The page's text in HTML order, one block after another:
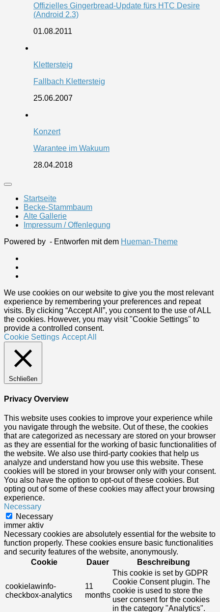
Offizielles Gingerbread-Update fürs HTC Desire
(Android 2.3)
01.08.2011
Klettersteig
Fallbach Klettersteig
25.06.2007
Konzert
Warantee im Wakuum
28.04.2018
Startseite
Becke-Stammbaum
Alte Gallerie
Impressum / Offenlegung
Powered by - Entworfen mit dem Hueman-Theme
We use cookies on our website to give you the most relevant
experience by remembering your preferences and repeat
visits. By clicking “Accept All”, you consent to the use of ALL
the cookies. However, you may visit "Cookie Settings" to
provide a controlled consent.
Cookie Settings Accept All
Schließen
Privacy Overview
This website uses cookies to improve your experience while
you navigate through the website. Out of these, the cookies
that are categorized as necessary are stored on your browser
as they are essential for the working of basic functionalities of
the website. We also use third-party cookies that help us
analyze and understand how you use this website. These
cookies will be stored in your browser only with your consent.
You also have the option to opt-out of these cookies. But
opting out of some of these cookies may affect your browsing
experience.
Necessary
Necessary
immer aktiv
Necessary cookies are absolutely essential for the website to
function properly. These cookies ensure basic functionalities
and security features of the website, anonymously.
Cookie
Dauer Beschreibung
cookielawinfo-
checkbox-analytics
11
months
This cookie is set by GDPR
Cookie Consent plugin. The
cookie is used to store the
user consent for the cookies
in the category "Analytics".